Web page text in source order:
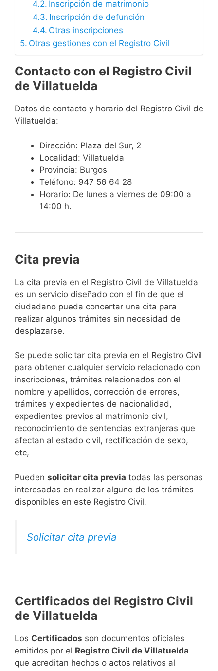
Inscripción de matrimonio
Inscripción de defunción
Otras inscripciones
Otras gestiones con el Registro Civil
Contacto con el Registro Civil
de Villatuelda
Datos de contacto y horario del Registro Civil de
Villatuelda:
Dirección: Plaza del Sur, 2
Localidad: Villatuelda
Provincia: Burgos
Teléfono: 947 56 64 28
Horario: De lunes a viernes de 09:00 a
14:00 h.
Cita previa
​​​​​​​​​​​​​​​​​​​​​​​​​​​​La cita previa en el Registro Civil de Villatuelda
es un servicio diseñado con el fin de que el
ciudadano pueda concertar una cita para
realizar algunos trámites sin necesidad de
desplazarse.​
Se puede solicitar cita previa en el Registro Civil
para obtener cualquier servicio relacionado con
inscripciones, trámites relacionados con el
nombre y apellidos, corrección de errores,
trámites y expedientes de nacionalidad,
expedientes previos al matrimonio civil,
reconocimiento de sentencias extranjeras que
afectan al estado civil, rectificación de sexo,
etc,
​Pueden solicitar cita previa todas las personas
interesadas en realizar alguno de los trámites
disponibles en este Registro Civil.​
Solicitar cita previa
Certificados del Registro Civil
de Villatuelda
Los Certificados son documentos oficiales
emitidos por el Registro Civil de Villatuelda
que acreditan hechos o actos relativos al